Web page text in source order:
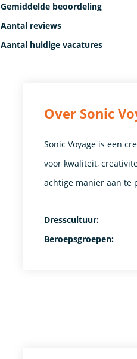
Gemiddelde beoordeling
Aantal reviews
Aantal huidige vacatures
Over Sonic
Sonic Voyage is een
voor kwaliteit,
achtige manier aan te
Dresscultuur:
Beroepsgroepen: